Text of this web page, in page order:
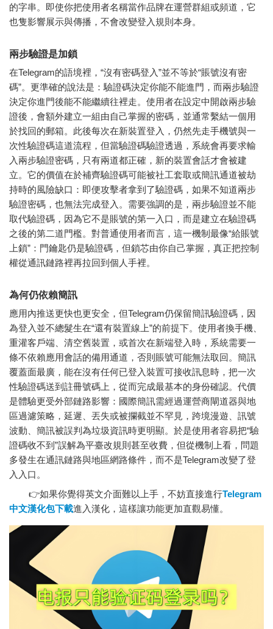
的字串。即使你把使用者名稱當作品牌在運營群組或頻道，它
也隻影響展示與傳播，不會改變登入規則本身。
兩步驗證是加鎖
在Telegram的語境裡，“沒有密碼登入”並不等於“賬號沒有密
碼”。更準確的說法是：驗證碼決定你能不能進門，而兩步驗證
決定你進門後能不能繼續往裡走。使用者在設定中開啟兩步驗
證後，會額外建立一組由自己掌握的密碼，並通常繫結一個用
於找回的郵箱。此後每次在新裝置登入，仍然先走手機號與一
次性驗證碼這道流程，但當驗證碼驗證透過，系統會再要求輸
入兩步驗證密碼，只有兩道都正確，新的裝置會話才會被建
立。它的價值在於補齊驗證碼可能被社工套取或簡訊通道被劫
持時的風險缺口：即便攻擊者拿到了驗證碼，如果不知道兩步
驗證密碼，也無法完成登入。需要強調的是，兩步驗證並不能
取代驗證碼，因為它不是賬號的第一入口，而是建立在驗證碼
之後的第二道門檻。對普通使用者而言，這一機制最像“給賬號
上鎖”：門鑰匙仍是驗證碼，但鎖芯由你自己掌握，真正把控制
權從通訊鏈路裡再拉回到個人手裡。
為何仍依賴簡訊
應用內推送更快也更安全，但Telegram仍保留簡訊驗證碼，因
為登入並不總髮生在“還有裝置線上”的前提下。使用者換手機、
重灌客戶端、清空舊裝置，或首次在新端登入時，系統需要一
條不依賴應用會話的備用通道，否則賬號可能無法取回。簡訊
覆蓋面最廣，能在沒有任何已登入裝置可接收訊息時，把一次
性驗證碼送到註冊號碼上，從而完成最基本的身份確認。代價
是體驗更受外部鏈路影響：國際簡訊需經過運營商閘道器與地
區過濾策略，延遲、丟失或被攔截並不罕見，跨境漫遊、訊號
波動、簡訊被誤判為垃圾資訊時更明顯。於是使用者容易把“驗
證碼收不到”誤解為平臺改規則甚至收費，但從機制上看，問題
多發生在通訊鏈路與地區網路條件，而不是Telegram改變了登
入入口。
👉如果你覺得英文介面難以上手，不妨直接進行Telegram
中文漢化包下載進入漢化，這樣讓功能更加直觀易懂。